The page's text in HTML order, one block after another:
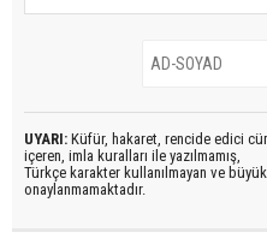
UYARI: Küfür, hakaret, rencide edici
içeren, imla kuralları ile yazılmamış,
Türkçe karakter kullanılmayan ve
onaylanmamaktadır.